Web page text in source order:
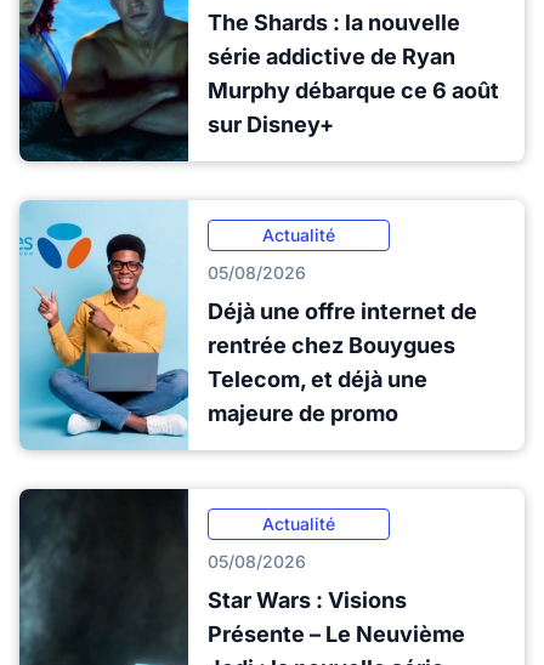
The Shards : la nouvelle
série addictive de Ryan
Murphy débarque ce 6 août
sur Disney+
Actualité
05/08/2026
Déjà une offre internet de
rentrée chez Bouygues
Telecom, et déjà une
majeure de promo
Actualité
05/08/2026
Star Wars : Visions
Présente – Le Neuvième